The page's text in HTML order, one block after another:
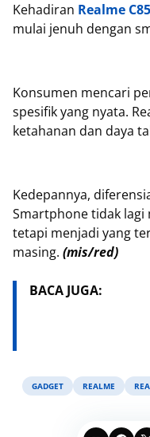
Kehadiran Realme
mulai jenuh dengan
Konsumen mencari
spesifik yang nyata.
ketahanan dan daya
Kedepannya,
Smartphone tidak lagi
tetapi menjadi yang
masing. (mis/red)
BACA JUGA:
GADGET REALME